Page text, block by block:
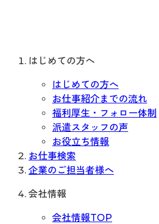
はじめての方へ
はじめての方へ
お仕事紹介までの流れ
福利厚生・フォロー体制
派遣スタッフの声
お役立ち情報
お仕事検索
企業のご担当者様へ
会社情報
会社情報TOP